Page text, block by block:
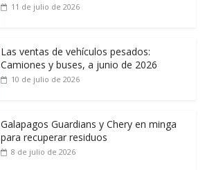
11 de julio de 2026
Las ventas de vehículos pesados:
Camiones y buses, a junio de 2026
10 de julio de 2026
Galapagos Guardians y Chery en minga
para recuperar residuos
8 de julio de 2026